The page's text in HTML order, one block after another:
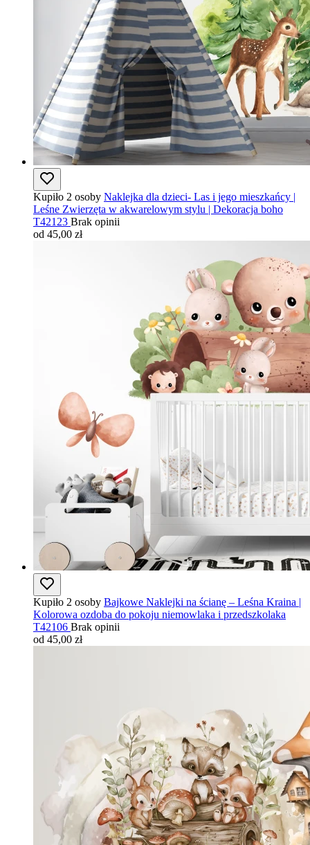
Kupiło 2 osoby Naklejka dla dzieci- Las i jego mieszkańcy |
Leśne Zwierzęta w akwarelowym stylu | Dekoracja boho
T42123 Brak opinii
od 45,00 zł
Kupiło 2 osoby Bajkowe Naklejki na ścianę – Leśna Kraina |
Kolorowa ozdoba do pokoju niemowlaka i przedszkolaka
T42106 Brak opinii
od 45,00 zł